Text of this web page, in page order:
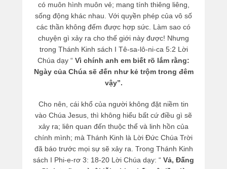
có muôn hình muôn vẻ; mang tính thiêng liêng,
sống động khác nhau. Với quyền phép của vô số
các thần không đếm được hợp sức. Làm sao có
chuyện gì xảy ra cho thế giới này được! Nhưng
trong Thánh Kinh sách I Tê-sa-lô-ni-ca 5:2 Lời
Chúa dạy “ Vì chính anh em biết rõ lắm rằng:
Ngày của Chúa sẽ đến như kẻ trộm trong đêm
vậy”.
Cho nên, cái khổ của người không đặt niềm tin
vào Chúa Jesus, thì không hiểu bất cứ điều gì sẽ
xảy ra; liên quan đến thuộc thể và linh hồn của
chính mình; mà Thánh Kinh là Lời Đức Chúa Trời
đã báo trước mọi sự sẽ xảy ra. Trong Thánh Kinh
sách I Phi-e-rơ 3: 18-20 Lời Chúa dạy: “ Vả, Đấng